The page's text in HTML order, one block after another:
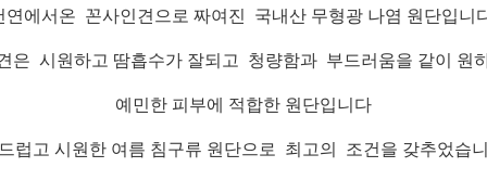
연에서온 꼰사인견으로 짜여진 국내산 무형광 나염 원단입니
은 시원하고 땀흡수가 잘되고 청량함과 부드러움을 같이 원
예민한 피부에 적합한 원단입니다
럽고 시원한 여름 침구류 원단으로 최고의 조건을 갖추었습